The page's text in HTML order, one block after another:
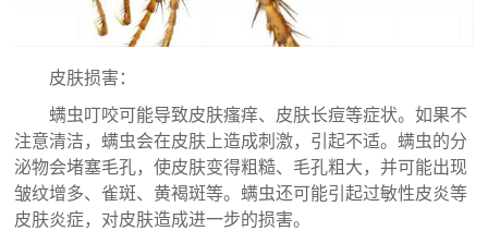
皮肤损害：
螨虫叮咬可能导致皮肤瘙痒、皮肤长痘等症状。如果不
注意清洁，螨虫会在皮肤上造成刺激，引起不适。 螨虫的分
泌物会堵塞毛孔，使皮肤变得粗糙、毛孔粗大，并可能出现
皱纹增多、雀斑、黄褐斑等。 螨虫还可能引起过敏性皮炎等
皮肤炎症，对皮肤造成进一步的损害。